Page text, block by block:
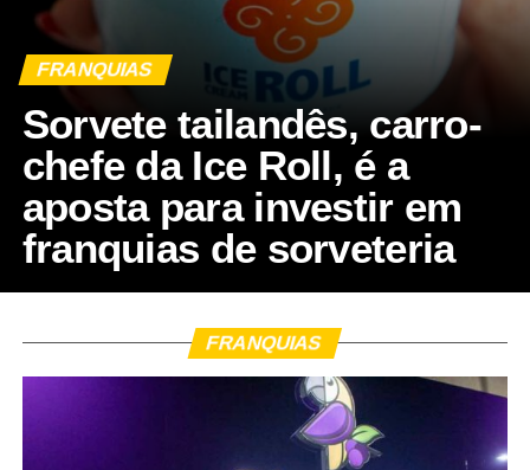
FRANQUIAS
Sorvete tailandês, carro-
chefe da Ice Roll, é a
aposta para investir em
franquias de sorveteria
FRANQUIAS